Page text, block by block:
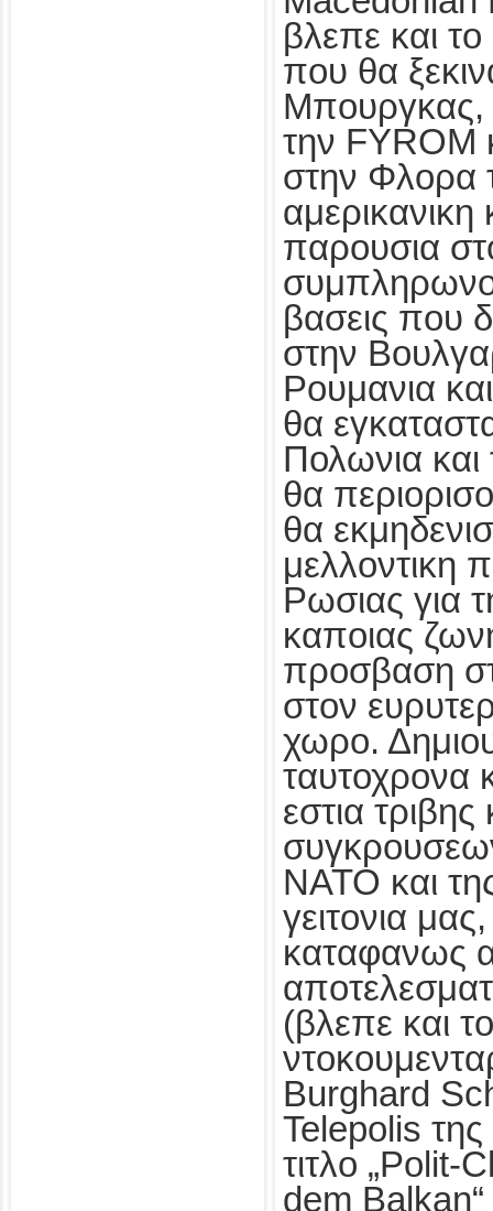
βλεπε και
που θα
Μπουργκας,
την FYROM
στην Φλορα
αμερικανικη
παρουσια
βασεις που
στην
Ρουμανια
θα
Πολωνια και
θα
θα
μελλοντικη
Ρωσιας για
καποιας
προσβαση
στον
χωρο.
ταυτοχρονα
εστια τριβης
ΝΑΤΟ και
γειτονια
καταφανως
(βλεπε και
Burghard
Telepolis
τιτλο „Polit-
dem